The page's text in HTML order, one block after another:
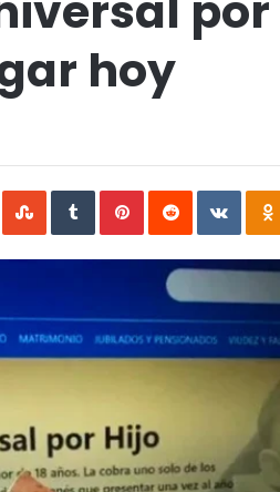
hoy
StumbleUpon
TumblrPinterestReddit